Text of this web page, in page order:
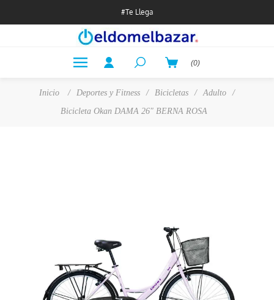
#Te Llega
(0)
Inicio / Deportes y Fitness / Bicicletas / Adulto
/
Bicicleta Okan DAMA 26" BERNA ROSA